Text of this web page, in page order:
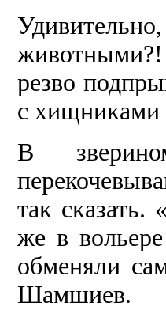
резво
с
В звери­ном
так
же в
обменя­ли
Шамшиев.